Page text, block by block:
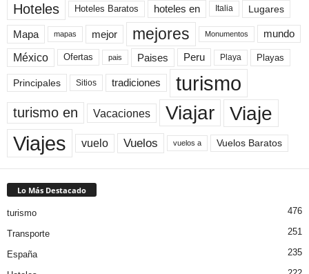
Hoteles Hoteles Baratos hoteles en Italia Lugares
Mapa mapas mejor mejores Monumentos mundo
México Ofertas pais Paises Peru Playa Playas
Principales Sitios tradiciones turismo
turismo en Vacaciones Viajar Viaje
Viajes vuelo Vuelos vuelos a Vuelos Baratos
Lo Más Destacado
turismo 476
Transporte 251
España 235